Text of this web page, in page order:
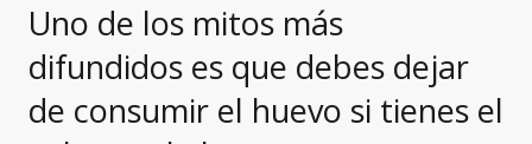
Uno de los mitos más
difundidos es que debes dejar
de consumir el huevo si tienes el